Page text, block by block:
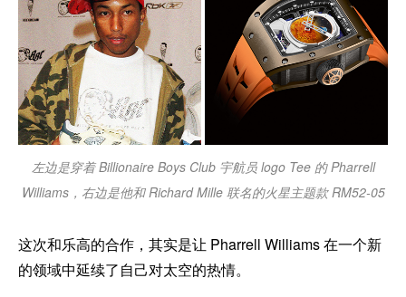
左边是穿着 Billionaire Boys Club 宇航员 logo Tee 的 Pharrell
Williams，右边是他和 Richard Mille 联名的火星主题款 RM52-05
这次和乐高的合作，其实是让 Pharrell Williams 在一个新
的领域中延续了自己对太空的热情。